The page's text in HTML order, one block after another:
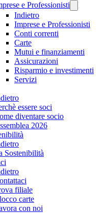
e Professionisti
Indietro
Imprese e Professionisti
Conti correnti
Carte
Mutui e finanziamenti
Assicurazioni
Risparmio e investimenti
Servizi
essere soci
diventare socio
2026
Sostenibilità
filiale
carte
con noi